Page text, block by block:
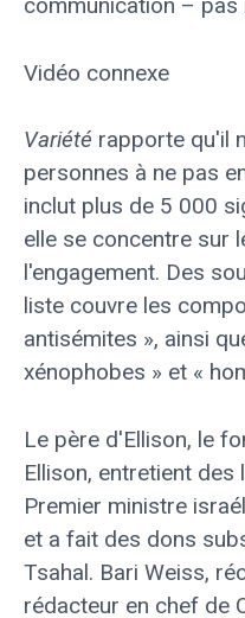
communication – pas
Vidéo connexe
Variété rapporte qu'il
personnes à ne pas
inclut plus de 5 000
elle se concentre sur
l'engagement. Des
liste couvre les
antisémites », ainsi
xénophobes » et «
Le père d'Ellison, le
Ellison, entretient
Premier ministre
et a fait des dons
Tsahal. Bari Weiss,
rédacteur en chef de